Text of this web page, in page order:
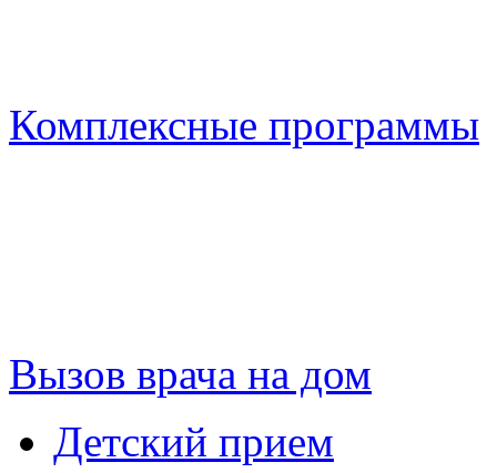
Комплексные программы
Вызов врача на дом
Детский прием